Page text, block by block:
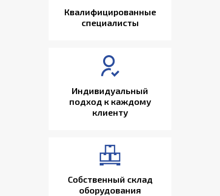
Квалифицированные
специалисты
Индивидуальный
подход к каждому
клиенту
Собственный склад
оборудования